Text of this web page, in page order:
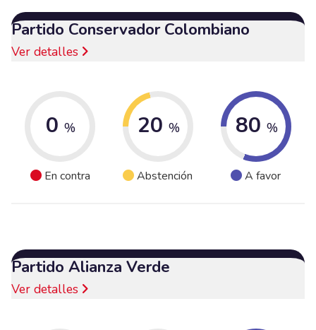
Partido Conservador Colombiano
Ver detalles
0 %
En contra
20 %
Abstención
80 %
A favor
Partido Alianza Verde
Ver detalles